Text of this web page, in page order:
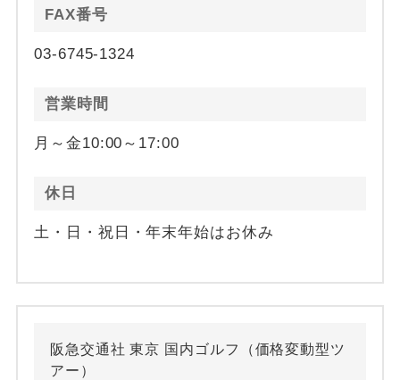
FAX番号
03-6745-1324
営業時間
月～金10:00～17:00
休日
土・日・祝日・年末年始はお休み
阪急交通社 東京 国内ゴルフ（価格変動型ツ
アー）